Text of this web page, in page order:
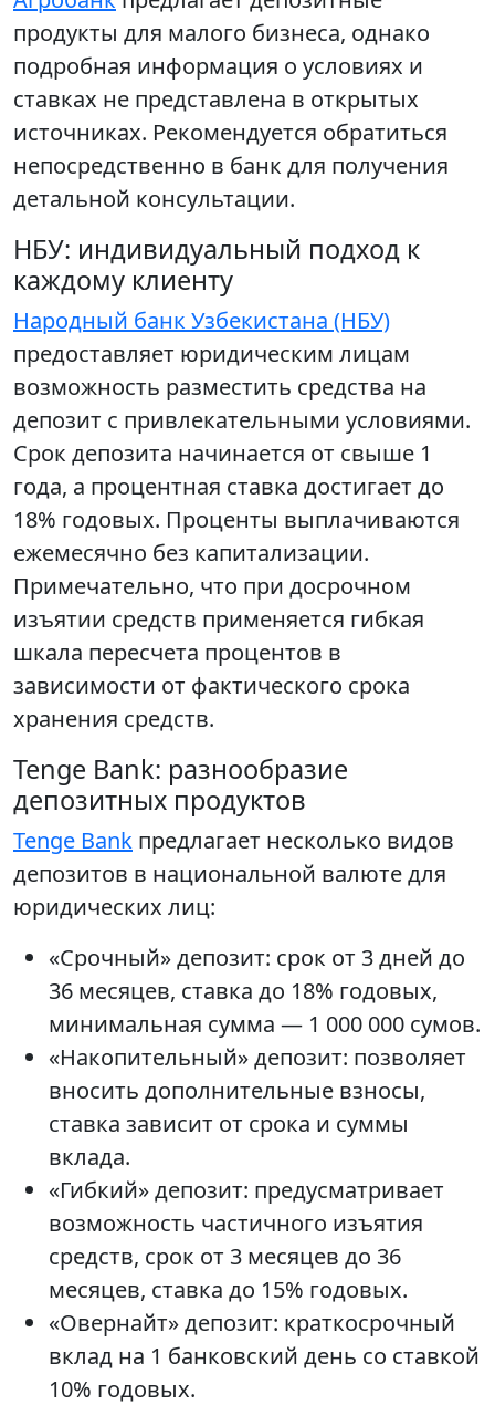
продукты для малого бизнеса, однако
подробная информация о условиях и
ставках не представлена в открытых
источниках. Рекомендуется обратиться
непосредственно в банк для получения
детальной консультации.
НБУ: индивидуальный подход к
каждому клиенту
Народный банк Узбекистана (НБУ)
предоставляет юридическим лицам
возможность разместить средства на
депозит с привлекательными условиями.
Срок депозита начинается от свыше 1
года, а процентная ставка достигает до
18% годовых. Проценты выплачиваются
ежемесячно без капитализации.
Примечательно, что при досрочном
изъятии средств применяется гибкая
шкала пересчета процентов в
зависимости от фактического срока
хранения средств.
Tenge Bank: разнообразие
депозитных продуктов
Tenge Bank предлагает несколько видов
депозитов в национальной валюте для
юридических лиц:
«Срочный» депозит: срок от 3 дней до
36 месяцев, ставка до 18% годовых,
минимальная сумма — 1 000 000 сумов.
«Накопительный» депозит: позволяет
вносить дополнительные взносы,
ставка зависит от срока и суммы
вклада.
«Гибкий» депозит: предусматривает
возможность частичного изъятия
средств, срок от 3 месяцев до 36
месяцев, ставка до 15% годовых.
«Овернайт» депозит: краткосрочный
вклад на 1 банковский день со ставкой
10% годовых.